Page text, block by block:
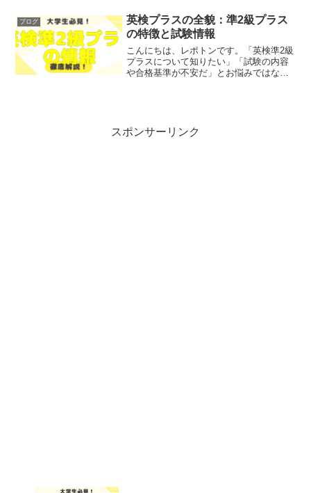
ついて、徹底解説します！レポトンこの
記事は次のような人におす...
ブログ
英検プラスの全貌：準2級プラス
の特徴と試験情報
こんにちは、レポトンです。「英検準2級
プラスについて知りたい」「試験の内容
や合格基準が不安だ」とお悩みではない
スポンサーリンク